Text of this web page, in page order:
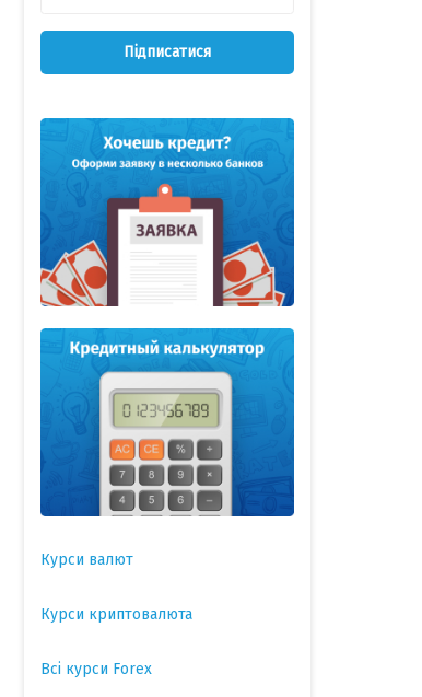
Підписатися
Курси валют
Курси криптовалюта
Всі курси Forex